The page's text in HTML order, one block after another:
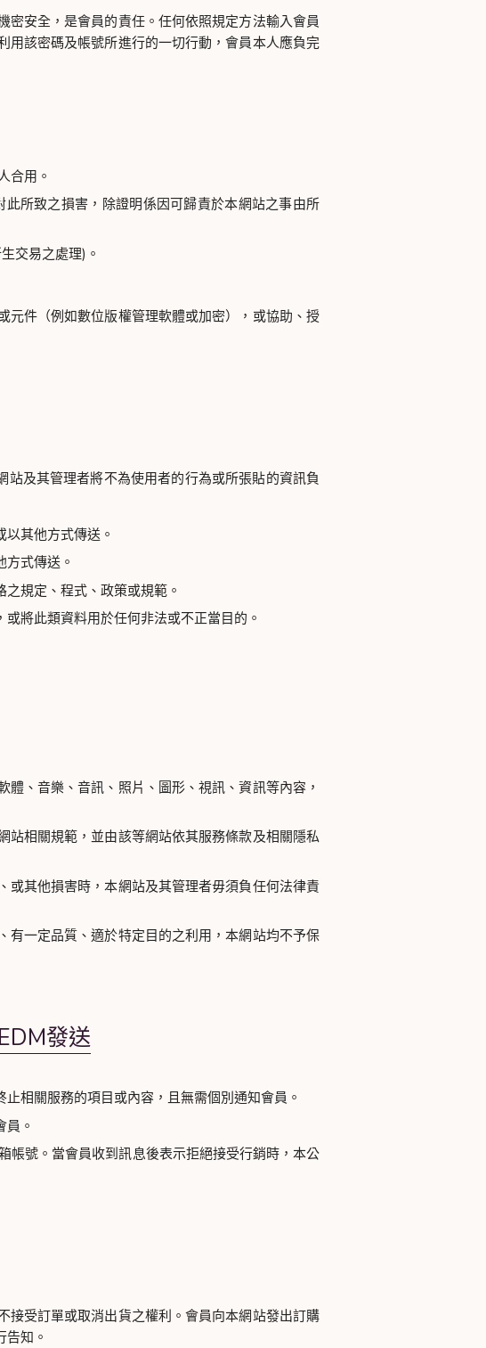
安全，是會員的責任。任何依照規定方法輸入會員
用該密碼及帳號所進行的一切行動，會員本人應負完
合用。
所致之損害，除證明係因可歸責於本網站之事由所
交易之處理)。
元件（例如數位版權管理軟體或加密），或協助、授
及其管理者將不為使用者的行為或所張貼的資訊負
其他方式傳送。
式傳送。
規定、程式、政策或規範。
將此類資料用於任何非法或不正當目的。
、音樂、音訊、照片、圖形、視訊、資訊等內容，
站相關規範，並由該等網站依其服務條款及相關隱私
其他損害時，本網站及其管理者毋須負任何法律責
有一定品質、適於特定目的之利用，本網站均不予保
發送
相關服務的項目或內容，且無需個別通知會員。
。
帳號。當會員收到訊息後表示拒絕接受行銷時，本公
接受訂單或取消出貨之權利。會員向本網站發出訂購
知。